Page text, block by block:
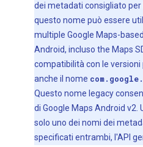
dei metadati consigliato per
questo nome può essere
multiple Google Maps-
Android, incluso the Maps
compatibilità con le
anche il nome
Questo nome legacy
di Google Maps Android v2.
solo uno dei nomi dei
specificati entrambi, l'API